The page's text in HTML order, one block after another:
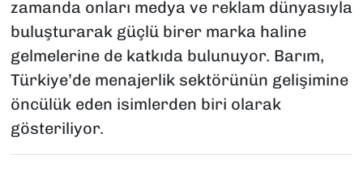
zamanda onları medya ve reklam dünyasıyla
buluşturarak güçlü birer marka haline
gelmelerine de katkıda bulunuyor. Barım,
Türkiye’de menajerlik sektörünün gelişimine
öncülük eden isimlerden biri olarak
gösteriliyor.